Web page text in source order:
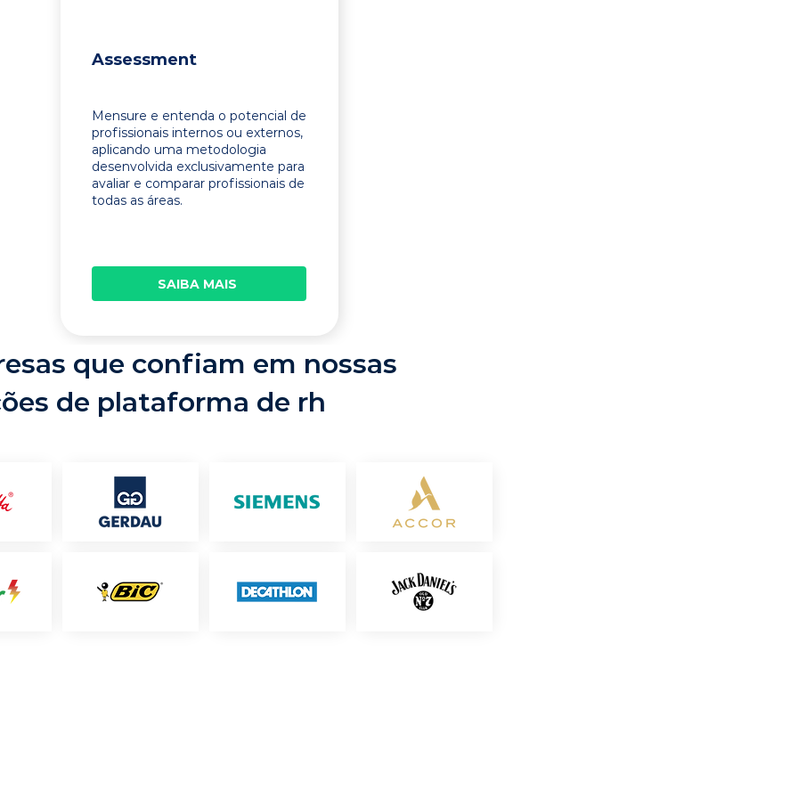
Assessment
Mensure e entenda o potencial de
profissionais internos ou externos,
aplicando uma metodologia
desenvolvida exclusivamente para
avaliar e comparar profissionais de
todas as áreas.
SAIBA MAIS
que confiam em nossas
de plataforma de rh